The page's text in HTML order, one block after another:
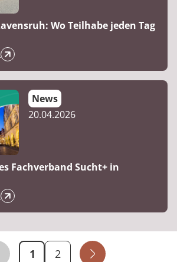
Wo Teilhabe jeden Tag
News
20.04.2026
Fachverband Sucht+ in
Publikations - Seite
1 2